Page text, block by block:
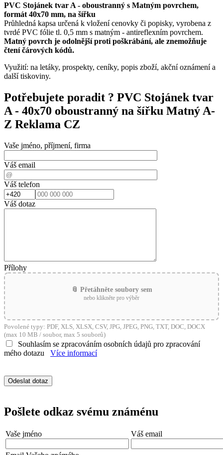
PVC Stojánek tvar A - oboustranný s Matným povrchem,
formát 40x70 mm, na šířku
Průhledná kapsa určená k vložení cenovky či popisky, vyrobena z
tvrdé PVC fólie tl. 0,5 mm s matným - antireflexním povrchem.
Matný povrch je odolnější proti poškrábání, ale znemožňuje
čtení čárových kódů.
Využití: na letáky, prospekty, ceníky, popis zboží, akční oznámení a
další tiskoviny.
Potřebujete poradit ? PVC Stojánek tvar
A - 40x70 oboustranný na šířku Matný A-
Z Reklama CZ
Vaše jméno, příjmení, firma
Váš email
Váš telefon
Váš dotaz
Přílohy
📎 Přetáhněte soubory sem
nebo klikněte pro výběr
Povolené typy: PDF, XLS, XLSX, CSV, JPG, JPEG, PNG, TXT, DOC, DOCX
(max 10 MB / soubor, max 5 souborů)
Souhlasím se zpracováním osobních údajů pro zpracování
mého dotazu
Více informací
Pošlete odkaz svému známénu
Vaše jméno Váš email